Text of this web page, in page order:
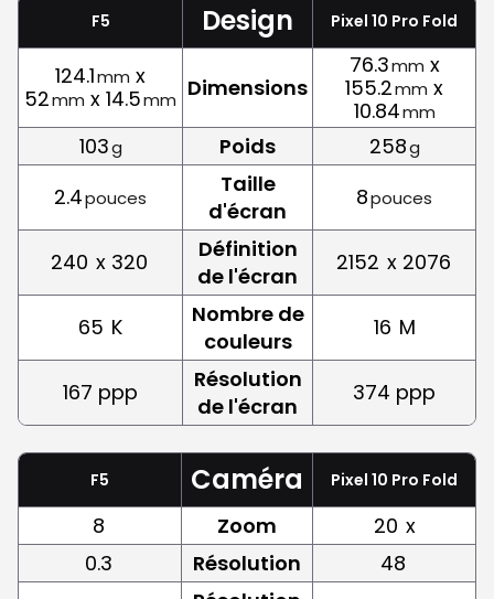
F5 Design Pixel 10 Pro Fold
124.1mm x
52mm x 14.5mm Dimensions
76.3mm x
155.2mm x
10.84mm
103g Poids 258g
2.4pouces
Taille
d'écran
8pouces
240 x 320
Définition
de l'écran
2152 x 2076
65 K
Nombre de
couleurs
16 M
167 ppp
Résolution
de l'écran
374 ppp
F5 Caméra Pixel 10 Pro Fold
8 Zoom 20 x
0.3
Résolution
48